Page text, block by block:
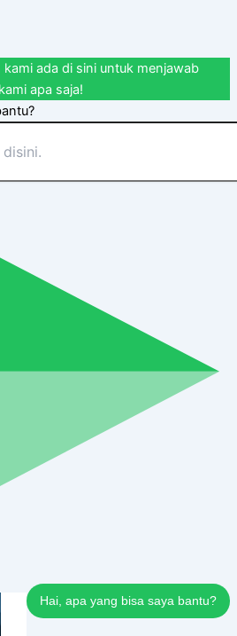
ada di sini untuk menjawab
apa saja!
Hai, apa yang bisa saya bantu?